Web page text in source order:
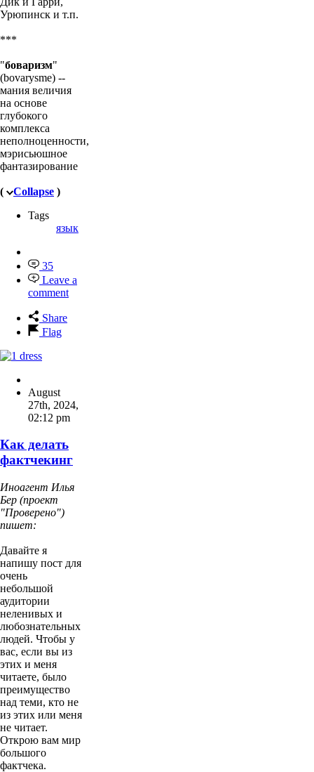
Урюпинск и т.п.
***
"боваризм"
(bovarysme) --
мания величия
на основе
глубокого
комплекса
неполноценности,
мэрисьюшное
фантазирование
( Collapse )
Tags
язык
35
Leave a
comment
Share
Flag
August
27th, 2024,
02:12 pm
Как делать
фактчекинг
Иноагент Илья
Бер (проект
"Проверено")
пишет:
Давайте я
напишу пост для
очень
небольшой
аудитории
неленивых и
любознательных
людей. Чтобы у
вас, если вы из
этих и меня
читаете, было
преимущество
над теми, кто не
из этих или меня
не читает.
Открою вам мир
большого
фактчека.